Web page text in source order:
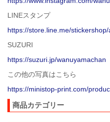
LINEスタンプ
https://store.line.me/
SUZURI
https://suzuri.jp/wanuyamachan
この他の写真はこちら
https://ministop-print.com/
商品カテゴリー